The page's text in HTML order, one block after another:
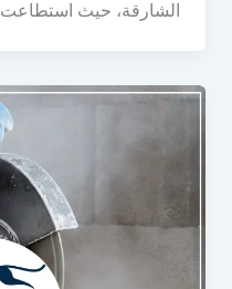
الشارقة، حيث استطاعت